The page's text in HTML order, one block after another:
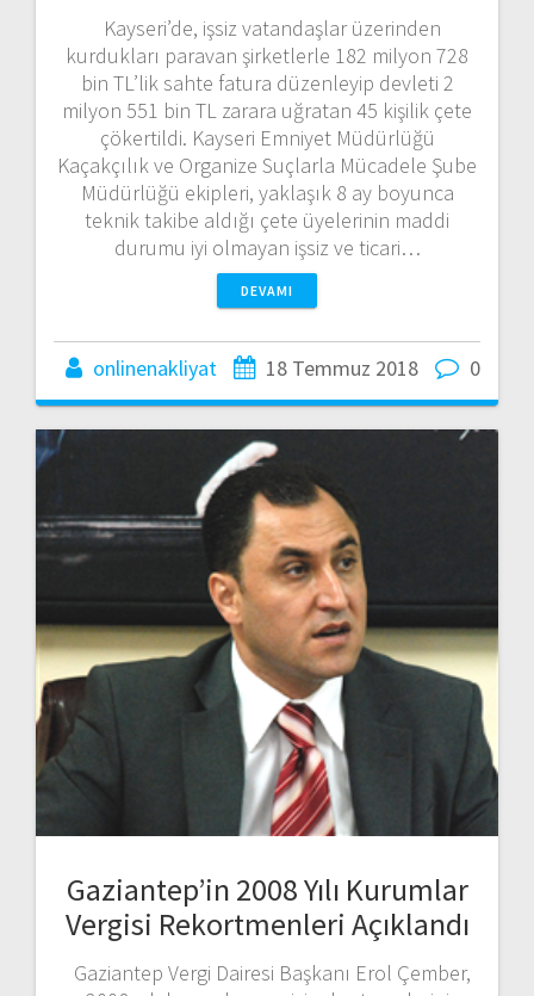
Kayseri’de, işsiz vatandaşlar üzerinden
kurdukları paravan şirketlerle 182 milyon 728
bin TL’lik sahte fatura düzenleyip devleti 2
milyon 551 bin TL zarara uğratan 45 kişilik çete
çökertildi. Kayseri Emniyet Müdürlüğü
Kaçakçılık ve Organize Suçlarla Mücadele Şube
Müdürlüğü ekipleri, yaklaşık 8 ay boyunca
teknik takibe aldığı çete üyelerinin maddi
durumu iyi olmayan işsiz ve ticari…
DEVAMI
onlinenakliyat 18 Temmuz 2018 0
Gaziantep’in 2008 Yılı Kurumlar
Vergisi Rekortmenleri Açıklandı
Gaziantep Vergi Dairesi Başkanı Erol Çember,